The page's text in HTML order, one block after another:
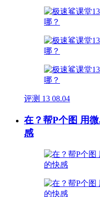
评测 13 08.04
在？帮P个图 用
感